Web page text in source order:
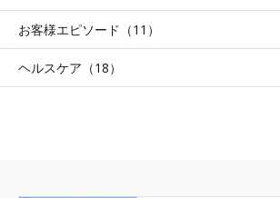
お客様エピソード（11）
ヘルスケア（18）